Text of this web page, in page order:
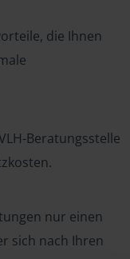
die Ihnen
Beratungsstelle
nur einen
sich nach Ihren